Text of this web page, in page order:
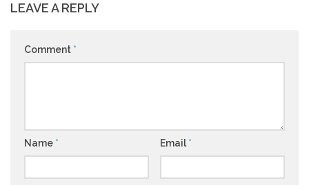
LEAVE A REPLY
Comment *
Name * Email *